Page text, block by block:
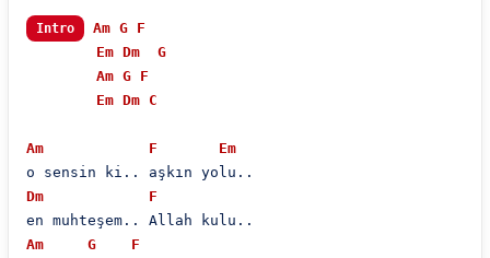
Intro Am G
F
Em Dm
G
Am G
F
Em Dm C
Am F
Em
Dm
F
Am
G
F